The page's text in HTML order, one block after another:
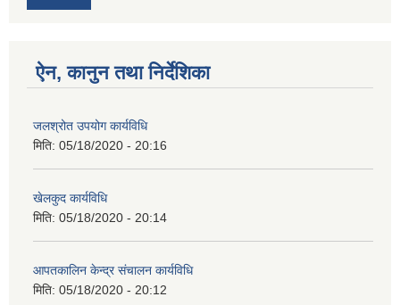
ऐन, कानुन तथा निर्देशिका
जलश्रोत उपयोग कार्यविधि
मिति: 05/18/2020 - 20:16
खेलकुद कार्यविधि
मिति: 05/18/2020 - 20:14
आपतकालिन केन्द्र संचालन कार्यविधि
मिति: 05/18/2020 - 20:12